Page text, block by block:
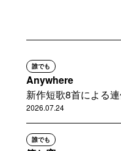
誰でも
Anywhere
新作短歌8首による
2026.07.24
誰でも